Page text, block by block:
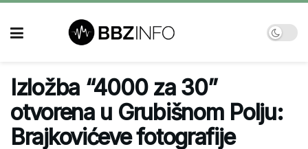
Izložba “4000 za 30”
otvorena u Grubišnom Polju:
Brajkovićeve fotografije